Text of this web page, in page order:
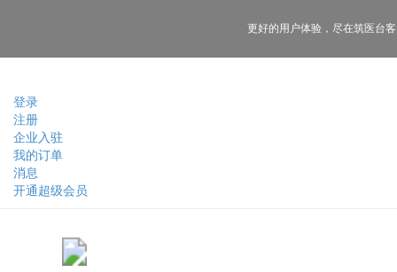
登录
注册
企业入驻
我的订单
消息
开通超级会员
更好的用户体验， 尽在筑医台